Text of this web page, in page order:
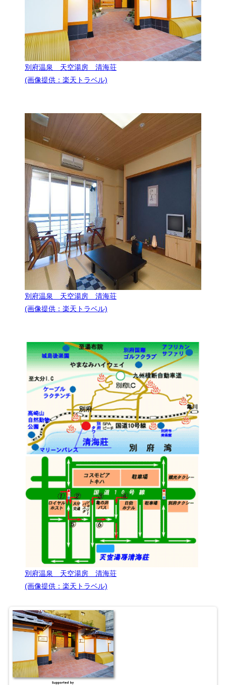
別府温泉 天空湯房 清海荘
(画像提供：楽天トラベル)
別府温泉 天空湯房 清海荘
(画像提供：楽天トラベル)
別府温泉 天空湯房 清海荘
(画像提供：楽天トラベル)